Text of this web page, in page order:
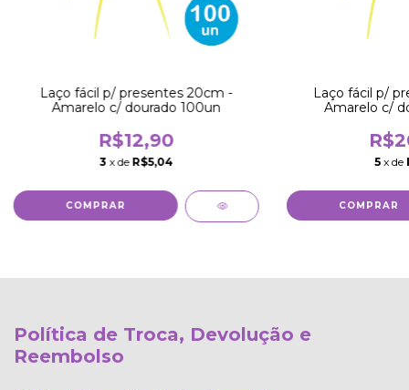
Laço fácil p/ presentes 20cm -
Amarelo c/ dourado 100un
R$12,90
3 x de R$5,04
Laço fácil p/
Amarelo c/
5 x de
Política de Troca, Devolução e
Reembolso